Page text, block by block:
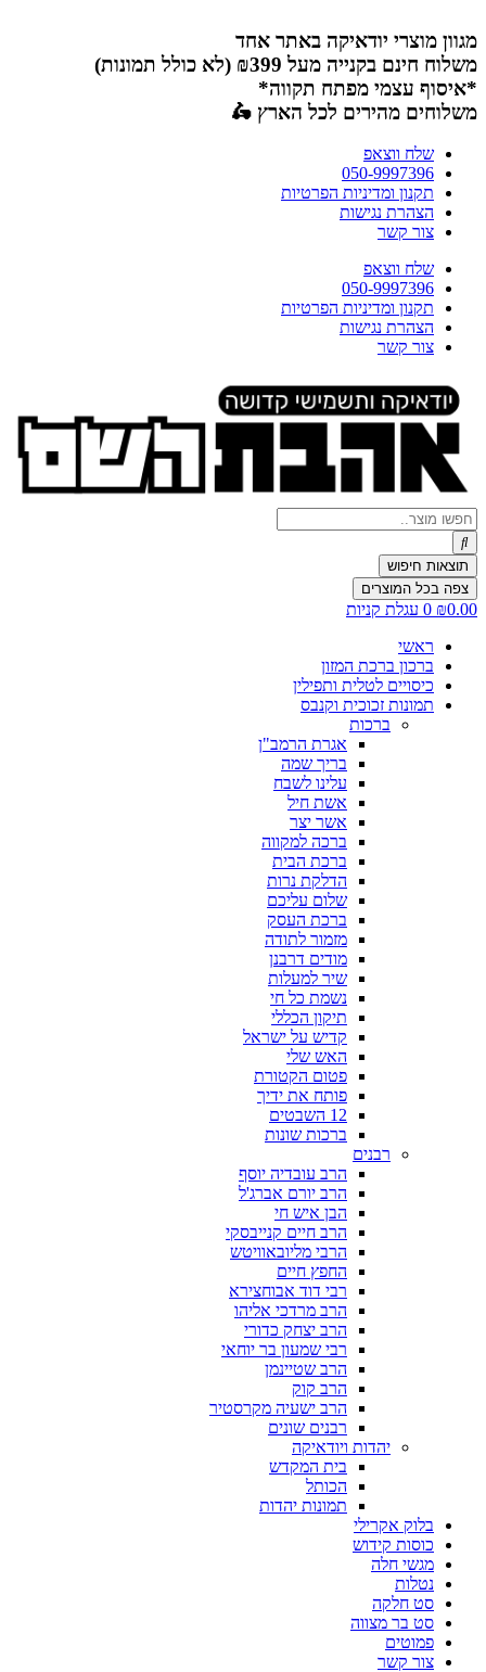
לתוכן
מגוון מוצרי יודאיקה באתר אחד
משלוח חינם בקנייה מעל ₪399 (לא כולל תמונות)
*איסוף עצמי מפתח תקווה*
משלוחים מהירים לכל הארץ 🛵
שלח ווצאפ
050-9997396
תקנון ומדיניות הפרטיות
הצהרת נגישות
צור קשר
שלח ווצאפ
050-9997396
תקנון ומדיניות הפרטיות
הצהרת נגישות
צור קשר
Search
...
תוצאות חיפוש
צפה בכל המוצרים
₪0.00
0 עגלת קניות
ראשי
ברכון ברכת המזון
כיסויים לטלית ותפילין
תמונות זכוכית וקנבס
ברכות
אגרת הרמב"ן
בריך שמה
עלינו לשבח
אשת חיל
אשר יצר
ברכה למקווה
ברכת הבית
הדלקת נרות
שלום עליכם
ברכת העסק
מזמור לתודה
מודים דרבנן
שיר למעלות
נשמת כל חי
תיקון הכללי
קדיש על ישראל
האש שלי
פטום הקטורת
פותח את ידיך
12 השבטים
ברכות שונות
רבנים
הרב עובדיה יוסף
הרב יורם אברג'ל
הבן איש חי
הרב חיים קנייבסקי
הרבי מליובאוויטש
החפץ חיים
רבי דוד אבוחצירא
הרב מרדכי אליהו
הרב יצחק כדורי
רבי שמעון בר יוחאי
הרב שטיינמן
הרב קוק
הרב ישעיה מקרסטיר
רבנים שונים
יהדות ויודאיקה
בית המקדש
הכותל
תמונות יהדות
בלוק אקרילי
כוסות קידוש
מגשי חלה
נטלות
סט חלקה
סט בר מצווה
פמוטים
צור קשר